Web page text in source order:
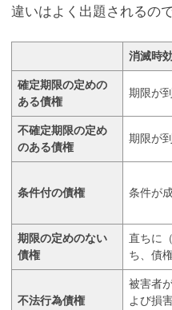
違いはよく出題されるの
消滅時
確定期限の定めの
ある債権
期限が
不確定期限の定め
のある債権
期限が
条件付の債権 条件が
期限の定めのない
債権
直ちに
ち、債
不法行為債権
被害者
よび損